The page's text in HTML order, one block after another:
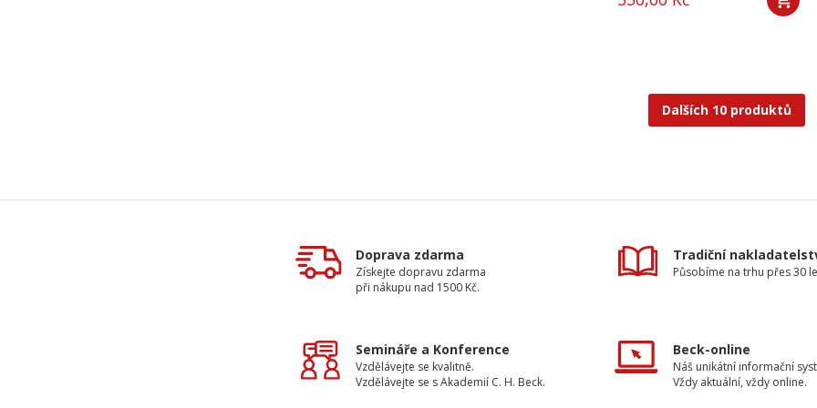
Dalších 10 produktů
Doprava zdarma
Získejte dopravu zdarma
při nákupu nad 1500 Kč.
Tradiční
Působíme na trhu přes 30
Semináře a Konference
Vzdělávejte se kvalitně.
Vzdělávejte se s Akademií C. H. Beck.
Beck-online
Náš unikátní informační
Vždy aktuální, vždy online.